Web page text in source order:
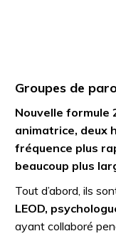
Groupes de
Nouvelle formule
animatrice, deux
fréquence plus
beaucoup plus
Tout d’abord, ils
LEOD,
ayant collaboré